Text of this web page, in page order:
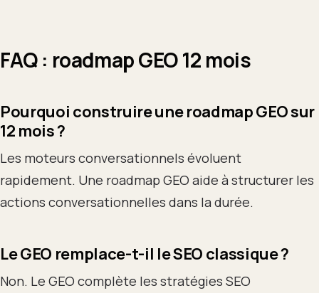
FAQ : roadmap GEO 12 mois
Pourquoi construire une roadmap GEO sur
12 mois ?
Les moteurs conversationnels évoluent
rapidement. Une roadmap GEO aide à structurer les
actions conversationnelles dans la durée.
Le GEO remplace-t-il le SEO classique ?
Non. Le GEO complète les stratégies SEO